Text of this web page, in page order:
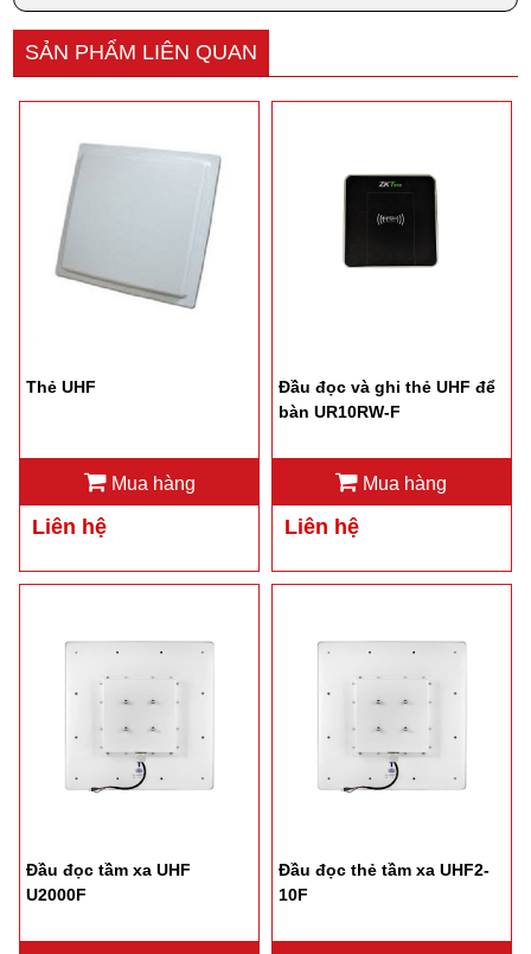
SẢN PHẨM LIÊN QUAN
Thẻ UHF
Mua hàng
Liên hệ
Đầu đọc và ghi thẻ UHF để
bàn UR10RW-F
Mua hàng
Liên hệ
Đầu đọc tầm xa UHF
U2000F
Đầu đọc thẻ tầm xa UHF2-
10F